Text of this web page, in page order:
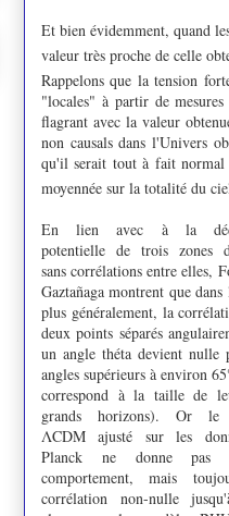
Et bien évidemment, quand
valeur très proche de celle
Rappelons que la tension
"locales" à partir de
flagrant avec la valeur
non causals dans l'Univers
qu'il serait tout à fait
moyennée sur la totalité du
En lien avec à la
potentielle de trois zones
sans corrélations entre elles,
Gaztañaga montrent que
plus généralement, la
deux points séparés
un angle théta devient nulle
angles supérieurs à environ
correspond à la taille de
grands horizons). Or le
ΛCDM ajusté sur les
Planck ne donne
comportement, mais
corrélation non-nulle